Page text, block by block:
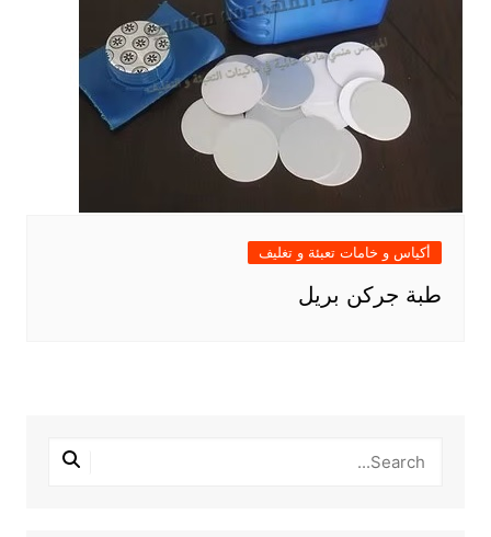
أكياس و خامات تعبئة و تغليف
طبة جركن بريل